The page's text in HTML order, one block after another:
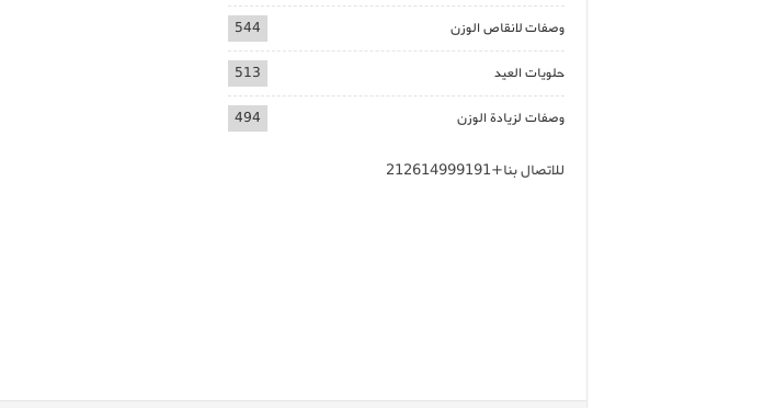
وصفات لانقاص الوزن 544
حلويات العيد 513
وصفات لزيادة الوزن 494
للاتصال بنا+212614999191